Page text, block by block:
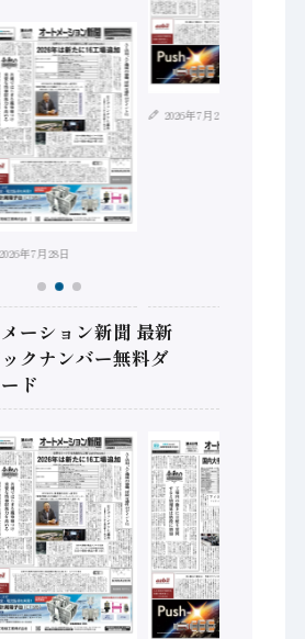
2026年7月28日
2026年7月21日
ーション新聞 最新
クナンバー無料ダ
ド